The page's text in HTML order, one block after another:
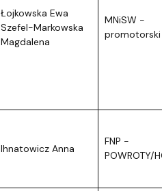
Łojkowska Ewa
Szefel-Markowska
Magdalena
MNiSW -
promotorski
Ihnatowicz Anna
FNP -
POWROTY/